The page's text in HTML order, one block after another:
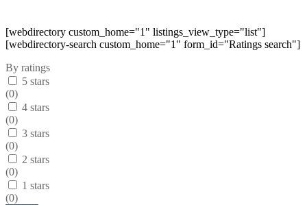
[webdirectory custom_home="1" listings_view_type="list"]
[webdirectory-search custom_home="1" form_id="Ratings search"]
By ratings
5 stars
(0)
4 stars
(0)
3 stars
(0)
2 stars
(0)
1 stars
(0)